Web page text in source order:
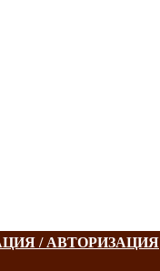
/ АВТОРИЗАЦИЯ